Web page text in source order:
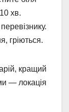
хв.
гріються.
кращий
— локація